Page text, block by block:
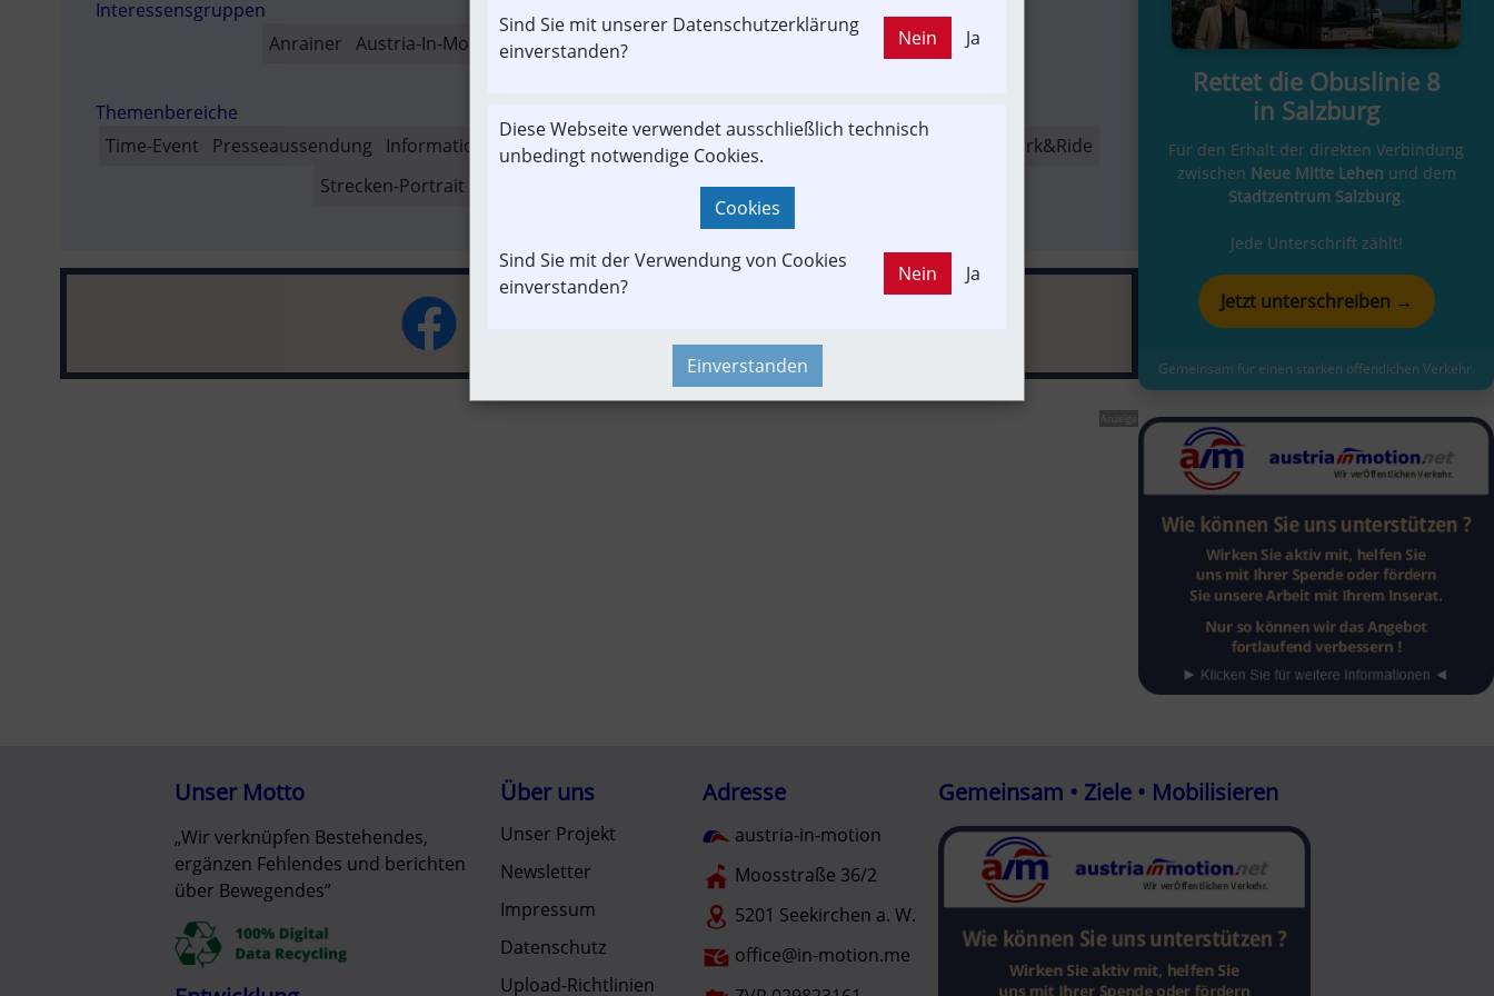
SOLD OUT
Interessensgruppen
Anrainer Austria-In-Motion Branchenbeitrag Fahrgast Tourist
Themenbereiche
Time-Event
Presseaussendung Informationsverbund Newslink PKW & LKW
Park&Ride
Strecken-Portrait
Konzept | Studien | Statistik Infrastruktur
Rettet die Obuslinie 8
in Salzburg
Für den Erhalt der direkten Verbindung
zwischen Neue Mitte Lehen und dem
Stadtzentrum Salzburg.
Jede Unterschrift zählt!
Jetzt unterschreiben →
Gemeinsam für einen starken öffentlichen Verkehr.
Anzeige
Unser Motto
„Wir verknüpfen Bestehendes,
ergänzen Fehlendes und berichten
über Bewegendes”
Über uns
Unser Projekt
Newsletter
Impressum
Datenschutz
Upload-Richtlinien
Adresse
austria-in-motion
Moosstraße 36/2
5201 Seekirchen a. W.
office@in-motion.me
Gemeinsam • Ziele • Mobilisieren
Sind Sie mit unserer Datenschutzerklärung
einverstanden?
Nein Ja
Diese Webseite verwendet ausschließlich technisch
unbedingt notwendige Cookies.
Cookies
Sind Sie mit der Verwendung von Cookies
einverstanden?
Nein Ja
Einverstanden